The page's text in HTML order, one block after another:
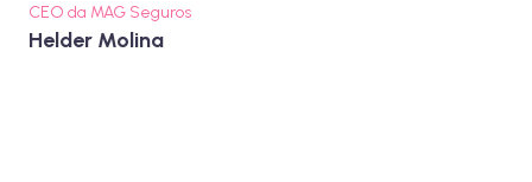
CEO da MAG Seguros
Helder Molina